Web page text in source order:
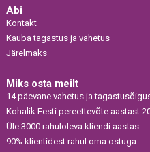
Abi
Kontakt
Kauba tagastus ja vahetus
Järelmaks
Miks osta meilt
14 päevane vahetus ja
Kohalik Eesti pereettevõte aastast
Üle 3000 rahuloleva kliendi aastas
90% klientidest rahul oma ostuga